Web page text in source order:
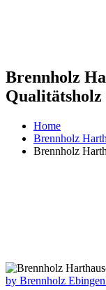
Brennholz
Home
Brennholz
Brennholz
by Brennholz Ebingen